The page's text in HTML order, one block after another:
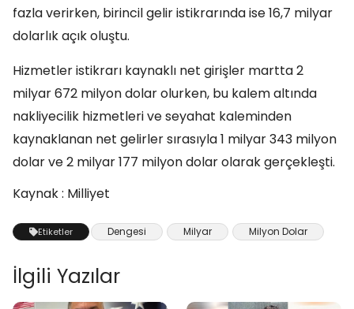
fazla verirken, birincil gelir istikrarında ise 16,7 milyar
dolarlık açık oluştu.
Hizmetler istikrarı kaynaklı net girişler martta 2
milyar 672 milyon dolar olurken, bu kalem altında
nakliyecilik hizmetleri ve seyahat kaleminden
kaynaklanan net gelirler sırasıyla 1 milyar 343 milyon
dolar ve 2 milyar 177 milyon dolar olarak gerçekleşti.
Kaynak : Milliyet
Etiketler Dengesi Milyar Milyon Dolar
İlgili Yazılar